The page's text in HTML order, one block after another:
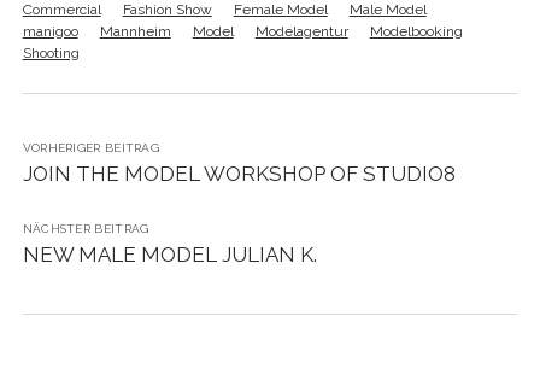
Commercial
Fashion Show Female Model
Male Model
manigoo
Mannheim Model Modelagentur
Modelbooking
Shooting
VORHERIGER BEITRAG
JOIN THE MODEL WORKSHOP OF STUDIO8
NÄCHSTER BEITRAG
NEW MALE MODEL JULIAN K.